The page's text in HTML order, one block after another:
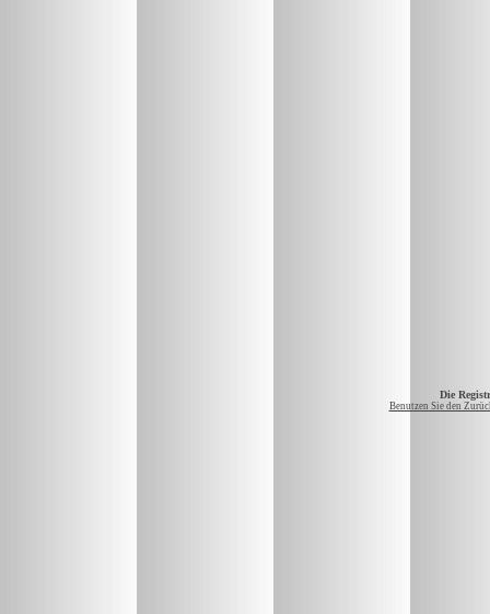
Die
Benutzen Sie den